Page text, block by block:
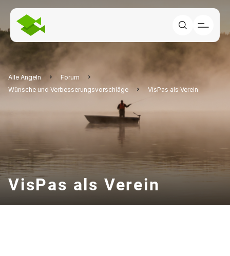
Alle Angeln
Forum
Wünsche und Verbesserungsvorschläge
VisPas als Verein
VisPas als Verein